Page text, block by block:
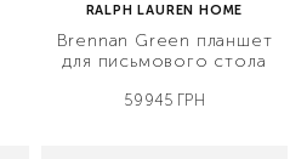
RALPH LAUREN HOME
Brennan Green планшет
для письмового стола
59945 ГРН